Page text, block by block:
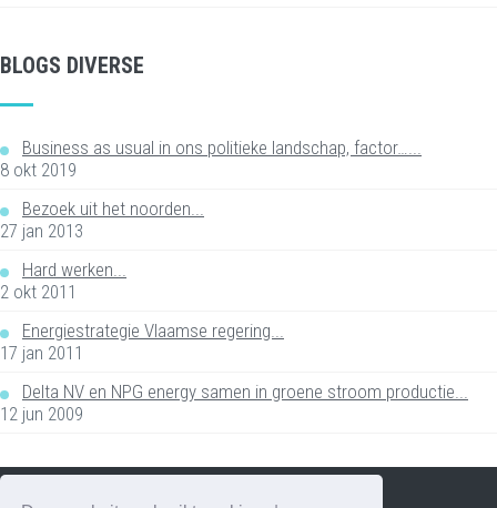
BLOGS DIVERSE
Business as usual in ons politieke landschap, factor…...
8 okt 2019
Bezoek uit het noorden...
27 jan 2013
Hard werken...
2 okt 2011
Energiestrategie Vlaamse regering...
17 jan 2011
Delta NV en NPG energy samen in groene stroom productie...
12 jun 2009